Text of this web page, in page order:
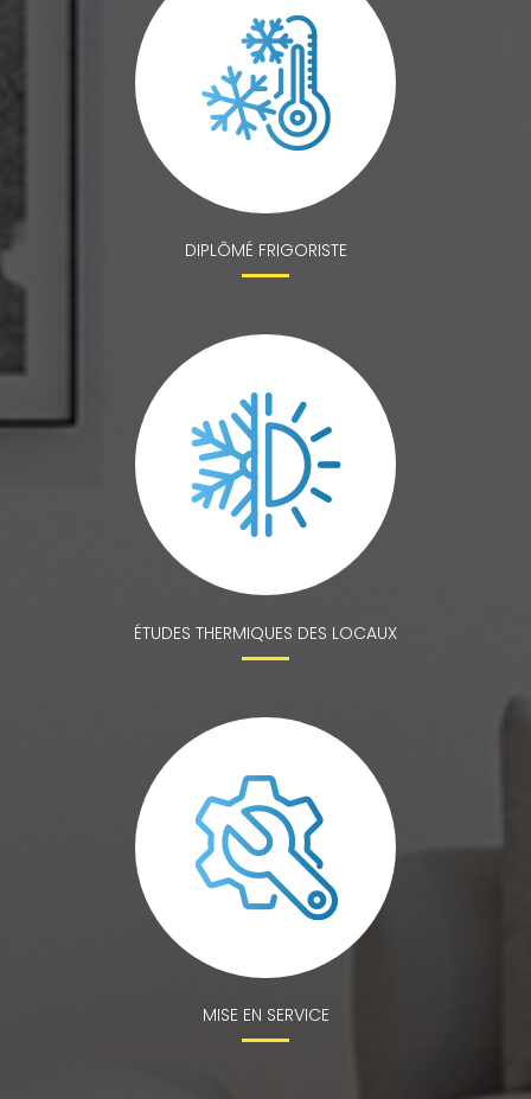
DIPLÔMÉ FRIGORISTE
ÉTUDES THERMIQUES DES LOCAUX
MISE EN SERVICE